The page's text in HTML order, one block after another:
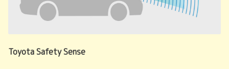
Toyota Safety Sense